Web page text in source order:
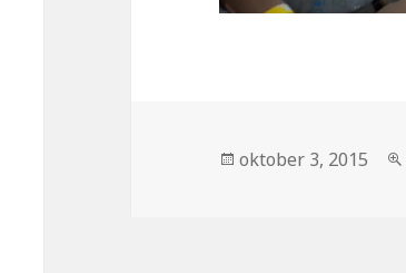
Geplaatst
oktober 3, 2015